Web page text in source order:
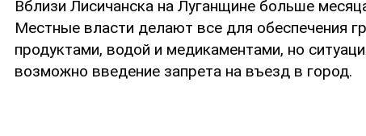
Вблизи Лисичанска на Луганщине больше
Местные власти делают все для обеспечения
продуктами, водой и медикаментами, но
возможно введение запрета на въезд в город.